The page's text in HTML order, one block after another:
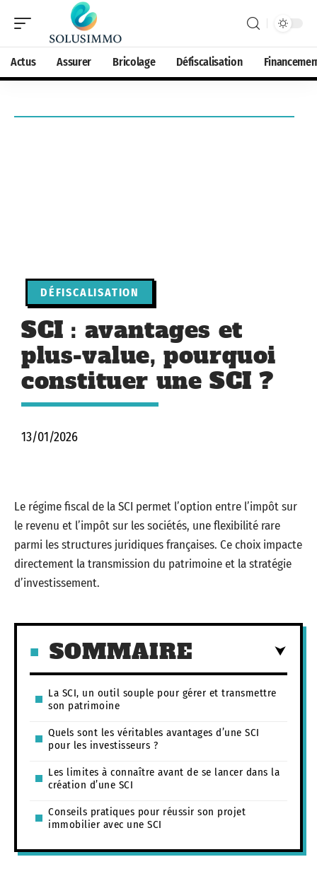
Actus Assurer Bricolage Défiscalisation
DÉFISCALISATION
SCI : avantages et
plus-value, pourquoi
constituer une SCI ?
13/01/2026
Le régime fiscal de la SCI permet l’option entre l’impôt sur
le revenu et l’impôt sur les sociétés, une flexibilité rare
parmi les structures juridiques françaises. Ce choix impacte
directement la transmission du patrimoine et la stratégie
d’investissement.
SOMMAIRE
La SCI, un outil souple pour gérer et transmettre
son patrimoine
Quels sont les véritables avantages d’une SCI
pour les investisseurs ?
Les limites à connaître avant de se lancer dans la
création d’une SCI
Conseils pratiques pour réussir son projet
immobilier avec une SCI